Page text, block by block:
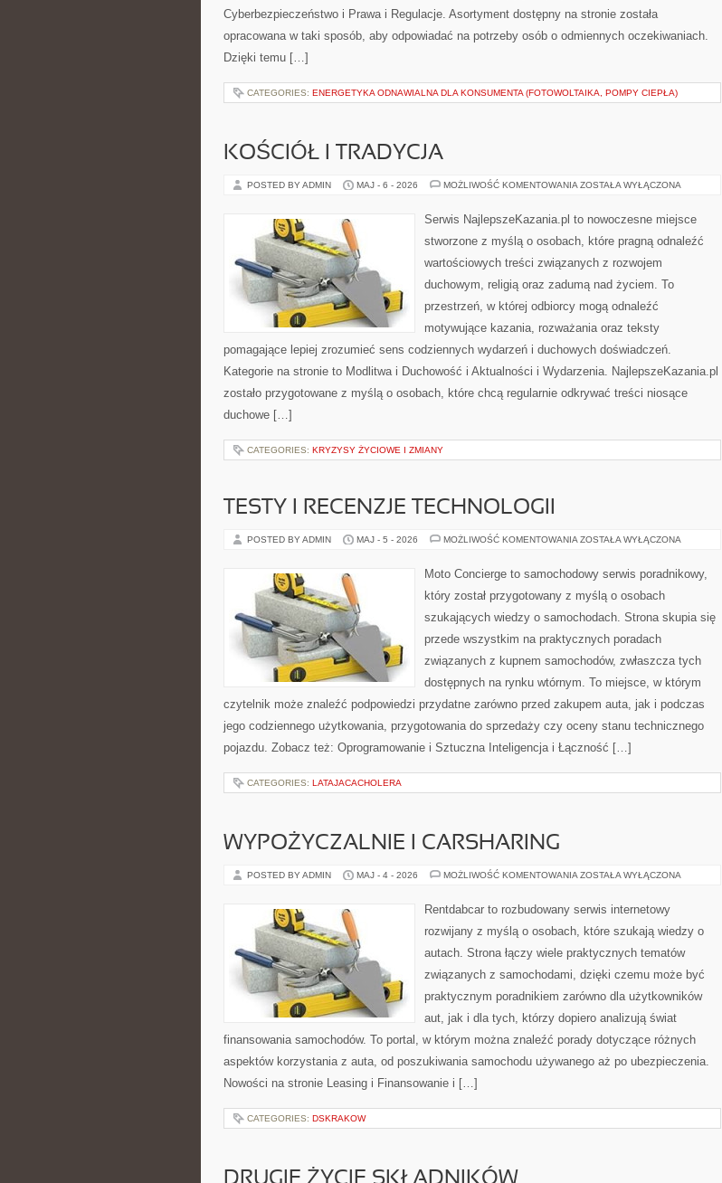
Cyberbezpieczeństwo i Prawa i Regulacje. Asortyment dostępny na stronie została
opracowana w taki sposób, aby odpowiadać na potrzeby osób o odmiennych oczekiwaniach.
Dzięki temu […]
CATEGORIES: ENERGETYKA ODNAWIALNA DLA KONSUMENTA (FOTOWOLTAIKA, POMPY CIEPŁA)
KOŚCIÓŁ I TRADYCJA
POSTED BY ADMIN MAJ - 6 - 2026 MOŻLIWOŚĆ KOMENTOWANIA KOŚCIÓŁ
ZOSTAŁA WYŁĄCZONA
Serwis NajlepszeKazania.pl to nowoczesne miejsce
stworzone z myślą o osobach, które pragną odnaleźć
wartościowych treści związanych z rozwojem
duchowym, religią oraz zadumą nad życiem. To
przestrzeń, w której odbiorcy mogą odnaleźć
motywujące kazania, rozważania oraz teksty
pomagające lepiej zrozumieć sens codziennych wydarzeń i duchowych doświadczeń.
Kategorie na stronie to Modlitwa i Duchowość i Aktualności i Wydarzenia. NajlepszeKazania.pl
zostało przygotowane z myślą o osobach, które chcą regularnie odkrywać treści niosące
duchowe […]
CATEGORIES: KRYZYSY ŻYCIOWE I ZMIANY
TESTY I RECENZJE TECHNOLOGII
POSTED BY ADMIN MAJ - 5 - 2026 MOŻLIWOŚĆ KOMENTOWANIA TESTY
TECHNOLOGII
ZOSTAŁA WYŁĄCZONA
Moto Concierge to samochodowy serwis poradnikowy,
który został przygotowany z myślą o osobach
szukających wiedzy o samochodach. Strona skupia się
przede wszystkim na praktycznych poradach
związanych z kupnem samochodów, zwłaszcza tych
dostępnych na rynku wtórnym. To miejsce, w którym
czytelnik może znaleźć podpowiedzi przydatne zarówno przed zakupem auta, jak i podczas
jego codziennego użytkowania, przygotowania do sprzedaży czy oceny stanu technicznego
pojazdu. Zobacz też: Oprogramowanie i Sztuczna Inteligencja i Łączność […]
CATEGORIES: LATAJACACHOLERA
WYPOŻYCZALNIE I CARSHARING
POSTED BY ADMIN MAJ - 4 - 2026 MOŻLIWOŚĆ KOMENTOWANIA WYPOŻYCZALNIE
ZOSTAŁA WYŁĄCZONA
Rentdabcar to rozbudowany serwis internetowy
rozwijany z myślą o osobach, które szukają wiedzy o
autach. Strona łączy wiele praktycznych tematów
związanych z samochodami, dzięki czemu może być
praktycznym poradnikiem zarówno dla użytkowników
aut, jak i dla tych, którzy dopiero analizują świat
finansowania samochodów. To portal, w którym można znaleźć porady dotyczące różnych
aspektów korzystania z auta, od poszukiwania samochodu używanego aż po ubezpieczenia.
Nowości na stronie Leasing i Finansowanie i […]
CATEGORIES: DSKRAKOW